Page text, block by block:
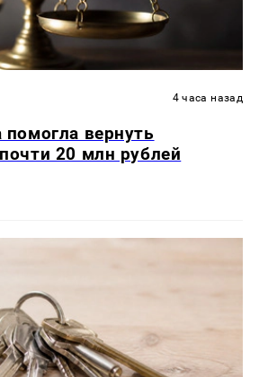
4 часа назад
помогла вернуть
20 млн рублей